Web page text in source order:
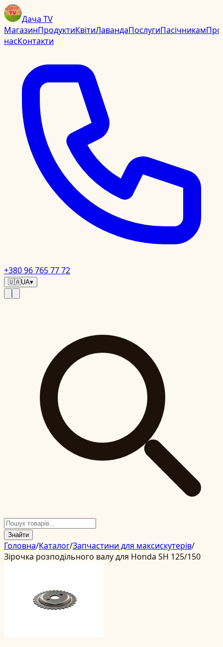
Дача TV
МагазинПродуктиКвітиЛавандаПослугиПасічникамПро
насКонтакти
+380 96 765 77 72
🇺🇦UA▾
Знайти
Головна/Каталог/Запчастини для максискутерів/
Зірочка розподільного валу для Honda SH 125/150